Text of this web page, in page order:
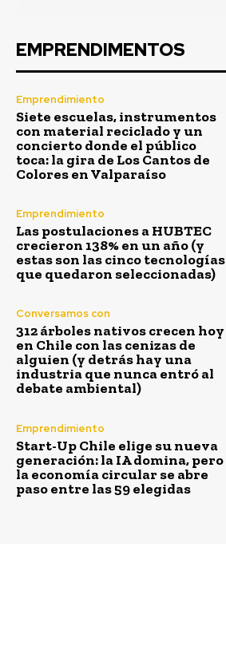
EMPRENDIMENTOS
Emprendimiento
Siete escuelas, instrumentos
con material reciclado y un
concierto donde el público
toca: la gira de Los Cantos de
Colores en Valparaíso
Emprendimiento
Las postulaciones a HUBTEC
crecieron 138% en un año (y
estas son las cinco tecnologías
que quedaron seleccionadas)
Conversamos con
312 árboles nativos crecen hoy
en Chile con las cenizas de
alguien (y detrás hay una
industria que nunca entró al
debate ambiental)
Emprendimiento
Start-Up Chile elige su nueva
generación: la IA domina, pero
la economía circular se abre
paso entre las 59 elegidas